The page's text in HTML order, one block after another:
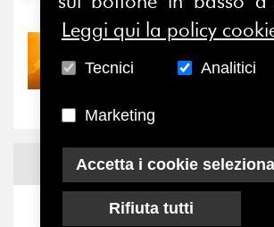
Nove anni dopo la
NewsFacebook
Leggi qui la policy
Tecnici Analitici
Marketing
Accetta i cookie
Rifiuta tutti